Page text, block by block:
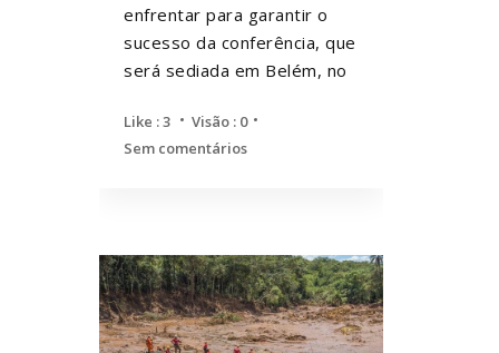
enfrentar para garantir o
sucesso da conferência, que
será sediada em Belém, no
Like :3
Visão : 0
Sem comentários